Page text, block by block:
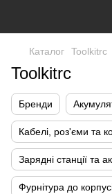
Каталог Toolkitrc
Toolkitrc
Бренди
Кабелі, роз'єми та
Зарядні станції та
Фурнітура до